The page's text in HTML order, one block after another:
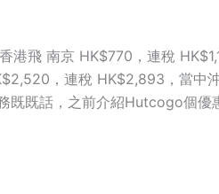
港飛 南京 HK$770，連稅
，連稅 HK$2,893，當中
既既話，之前介紹Hutcogo個優